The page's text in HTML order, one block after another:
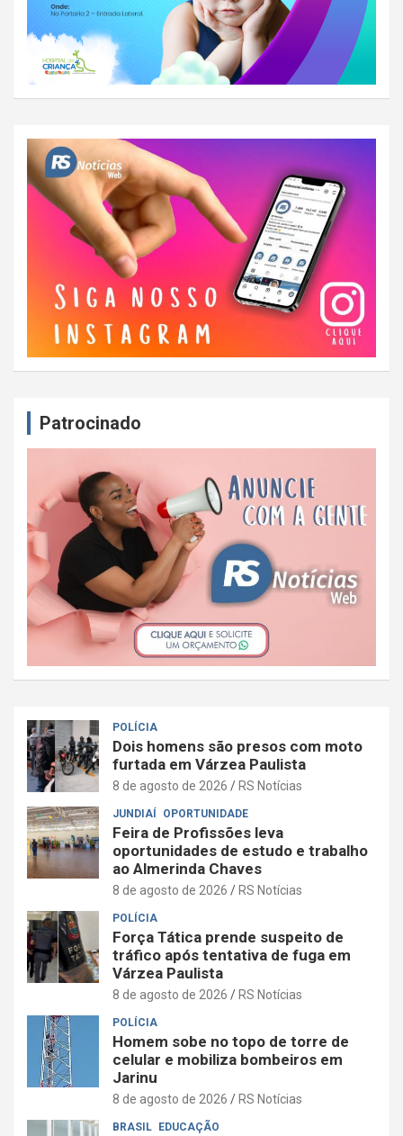
Patrocinado
POLÍCIA
Dois homens são presos com moto
furtada em Várzea Paulista
8 de agosto de 2026 RS Notícias
JUNDIAÍ OPORTUNIDADE
Feira de Profissões leva
oportunidades de estudo e trabalho
ao Almerinda Chaves
8 de agosto de 2026 RS Notícias
POLÍCIA
Força Tática prende suspeito de
tráfico após tentativa de fuga em
Várzea Paulista
8 de agosto de 2026 RS Notícias
POLÍCIA
Homem sobe no topo de torre de
celular e mobiliza bombeiros em
Jarinu
8 de agosto de 2026 RS Notícias
BRASIL EDUCAÇÃO